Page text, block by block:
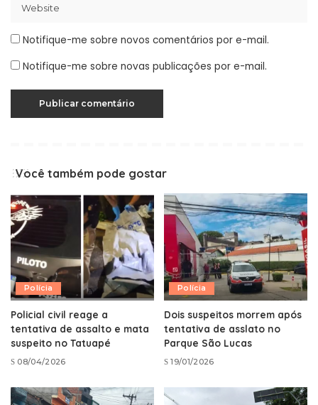
Notifique-me sobre novos comentários por e-mail.
Notifique-me sobre novas publicações por e-mail.
Você também pode gostar
Polícia
Policial civil reage a
tentativa de assalto e mata
suspeito no Tatuapé
08/04/2026
Polícia
Dois suspeitos morrem após
tentativa de asslato no
Parque São Lucas
19/01/2026